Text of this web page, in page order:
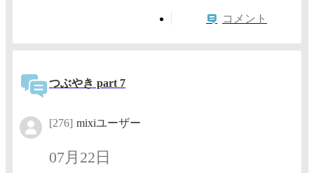
コメント
つぶやき part 7
[276] mixiユーザー
07月22日